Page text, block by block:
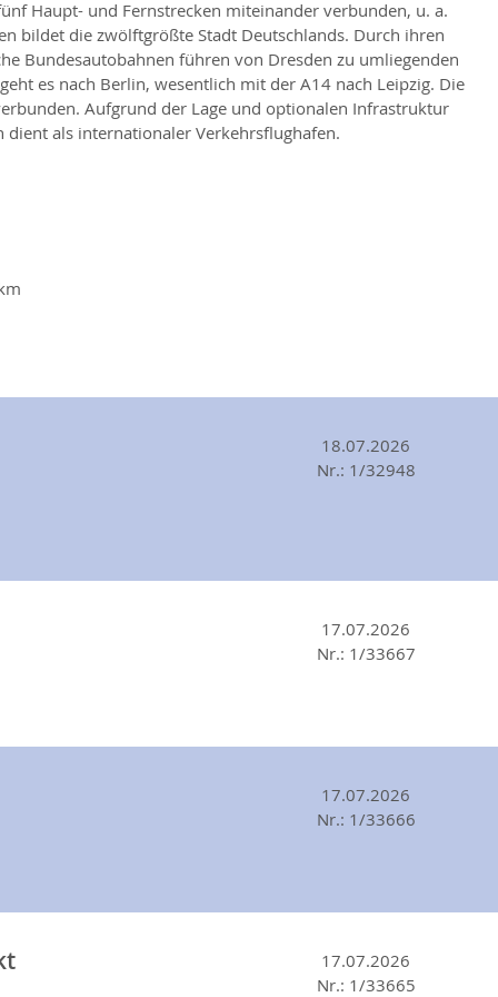
Haupt- und Fernstrecken miteinander verbunden, u. a.
bildet die zwölftgrößte Stadt Deutschlands. Durch ihren
Bundesautobahnen führen von Dresden zu umliegenden
es nach Berlin, wesentlich mit der A14 nach Leipzig. Die
Aufgrund der Lage und optionalen Infrastruktur
als internationaler Verkehrsflughafen.
18.07.2026
Nr.: 1/32948
17.07.2026
Nr.: 1/33667
17.07.2026
Nr.: 1/33666
17.07.2026
Nr.: 1/33665